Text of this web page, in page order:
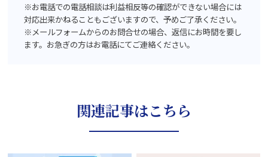
※お電話での電話相談は利益相反等の確認ができない場合には
対応出来かねることもございますので、予めご了承ください。
※メールフォームからのお問合せの場合、返信にお時間を要し
ます。お急ぎの方はお電話にてご連絡ください。
関連記事はこちら